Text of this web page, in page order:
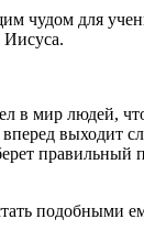
чудом для
в мир людей,
подобными